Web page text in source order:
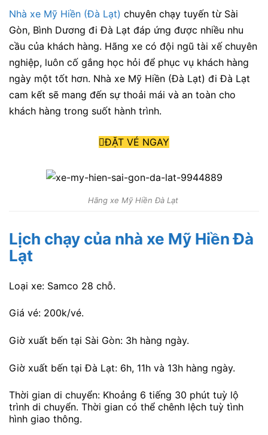
Nhà xe Mỹ Hiền (Đà Lạt) chuyên chạy tuyến từ Sài
Gòn, Bình Dương đi Đà Lạt đáp ứng được nhiều nhu
cầu của khách hàng. Hãng xe có đội ngũ tài xế chuyên
nghiệp, luôn cố gắng học hỏi để phục vụ khách hàng
ngày một tốt hơn. Nhà xe Mỹ Hiền (Đà Lạt) đi Đà Lạt
cam kết sẽ mang đến sự thoải mái và an toàn cho
khách hàng trong suốt hành trình.
ĐẶT VÉ NGAY
Hãng xe Mỹ Hiền Đà Lạt
Lịch chạy của nhà xe Mỹ Hiền Đà
Lạt
Loại xe: Samco 28 chỗ.
Giá vé: 200k/vé.
Giờ xuất bến tại Sài Gòn: 3h hàng ngày.
Giờ xuất bến tại Đà Lạt: 6h, 11h và 13h hàng ngày.
Thời gian di chuyển: Khoảng 6 tiếng 30 phút tuỳ lộ
trình di chuyển. Thời gian có thể chênh lệch tuỳ tình
hình giao thông.